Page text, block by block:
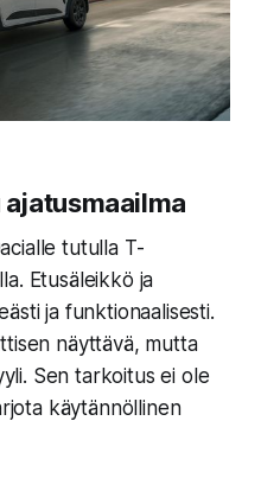
tutulla T-
Etusäleikkö ja
ja funktionaalisesti.
näyttävä, mutta
Sen tarkoitus ei ole
käytännöllinen